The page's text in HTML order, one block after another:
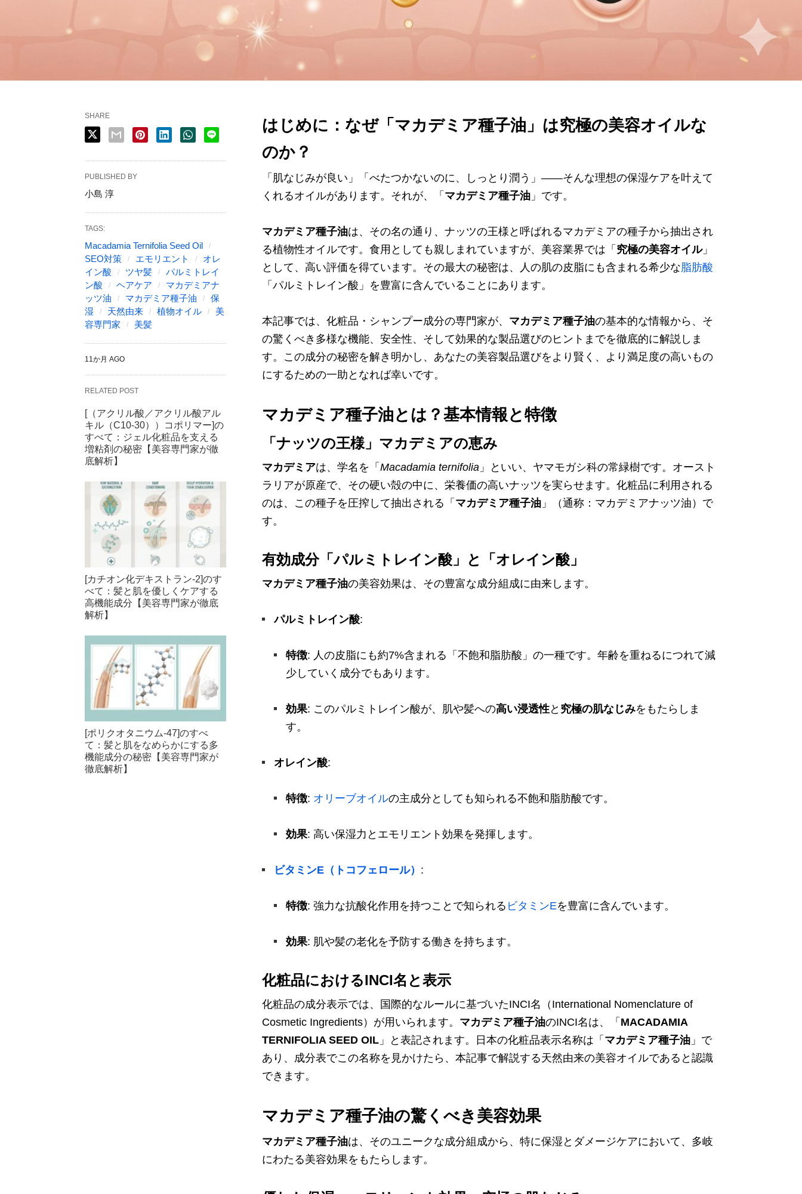
はじめに：なぜ「マカデミア種子油」は究極の美容オイルな
のか？
「肌なじみが良い」「べたつかないのに、しっとり潤う」――そんな理想の保湿ケアを叶えて
くれるオイルがあります。それが、「 マカデミア種子油」です。
マカデミア種子油は、その名の通り、ナッツの王様と呼ばれるマカデミアの種子から抽出され
る植物性オイルです。食用としても親しまれていますが、美容業界では「 究極の美容オイル」
として、高い評価を得ています。その最大の秘密は、人の肌の皮脂にも含まれる希少な脂肪酸
「パルミトレイン酸」を豊富に含んでいることにあります。
本記事では、化粧品・シャンプー成分の専門家が、 マカデミア種子油の基本的な情報から、そ
の驚くべき多様な機能、安全性、そして効果的な製品選びのヒントまでを徹底的に解説しま
す。この成分の秘密を解き明かし、あなたの美容製品選びをより賢く、より満足度の高いもの
にするための一助となれば幸いです。
マカデミア種子油とは？基本情報と特徴
「ナッツの王様」マカデミアの恵み
マカデミアは、学名を「 Macadamia ternifolia」といい、ヤマモガシ科の常緑樹です。オースト
ラリアが原産で、その硬い殻の中に、栄養価の高いナッツを実らせます。化粧品に利用される
のは、この種子を圧搾して抽出される「 マカデミア種子油」（通称：マカデミアナッツ油）で
す。
有効成分「パルミトレイン酸」と「オレイン酸」
マカデミア種子油の美容効果は、その豊富な成分組成に由来します。
パルミトレイン酸:
特徴: 人の皮脂にも約7%含まれる「不飽和脂肪酸」の一種です。年齢を重ねるにつれて減
少していく成分でもあります。
効果: このパルミトレイン酸が、肌や髪への高い浸透性と 究極の肌なじみをもたらしま
す。
オレイン酸:
特徴: オリーブオイルの主成分としても知られる不飽和脂肪酸です。
効果: 高い保湿力とエモリエント効果を発揮します。
ビタミンE（トコフェロール） :
特徴: 強力な抗酸化作用を持つことで知られる ビタミンEを豊富に含んでいます。
効果: 肌や髪の老化を予防する働きを持ちます。
化粧品におけるINCI名と表示
化粧品の成分表示では、国際的なルールに基づいたINCI名（International Nomenclature of
Cosmetic Ingredients）が用いられます。 マカデミア種子油のINCI名は、「 MACADAMIA
TERNIFOLIA SEED OIL」と表記されます。日本の化粧品表示名称は「 マカデミア種子油」で
あり、成分表でこの名称を見かけたら、本記事で解説する天然由来の美容オイルであると認識
できます。
マカデミア種子油の驚くべき美容効果
マカデミア種子油は、そのユニークな成分組成から、特に保湿とダメージケアにおいて、多岐
にわたる美容効果をもたらします。
SHARE
PUBLISHED BY
小島 淳
TAGS:
Macadamia Ternifolia Seed Oil
SEO対策
エモリエント
オレ
イン酸
ツヤ髪
パルミトレイ
ン酸
ヘアケア
マカデミアナ
ッツ油
マカデミア種子油
保
湿
天然由来 植物オイル
美
容専門家
美髪
11か月 AGO
RELATED POST
[（アクリル酸／アクリル酸アル
キル（C10-30））コポリマー]の
すべて：ジェル化粧品を支える
増粘剤の秘密【美容専門家が徹
底解析】
[カチオン化デキストラン-2]のす
べて：髪と肌を優しくケアする
高機能成分【美容専門家が徹底
解析】
[ポリクオタニウム-47]のすべ
て：髪と肌をなめらかにする多
機能成分の秘密【美容専門家が
徹底解析】